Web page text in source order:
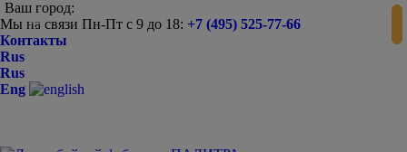
Ваш город:
Мы на связи Пн-Пт с 9 до 18: +7 (495) 525-77-66
Контакты
Rus
Rus
Eng
-